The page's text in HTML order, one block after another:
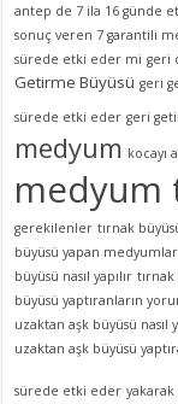
antep de 7 ila 16 günde
sonuç veren 7 garantili
sürede etki eder mi geri
Getirme Büyüsü geri
sürede etki eder geri
medyum kocayı
medyum
gerekilenler tırnak
büyüsü yapan
büyüsü nasıl yapılır
büyüsü yaptıranların
uzaktan aşk büyüsü nasıl
uzaktan aşk büyüsü
sürede etki eder